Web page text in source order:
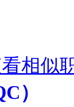
相似
）